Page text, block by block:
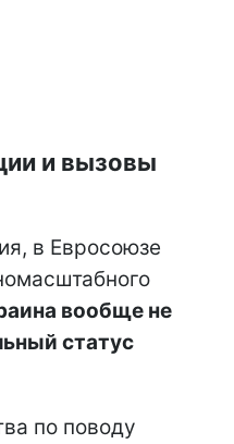
и вызовы
в Евросоюзе
вообще не
статус
по поводу